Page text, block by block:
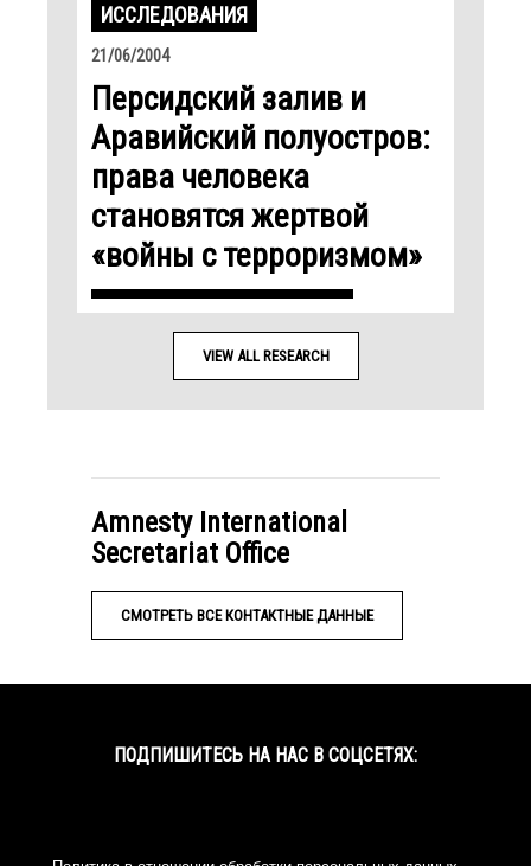
ИССЛЕДОВАНИЯ
21/06/2004
Персидский залив и
Аравийский полуостров:
права человека
становятся жертвой
«войны с терроризмом»
VIEW ALL RESEARCH
Amnesty International
Secretariat Office
СМОТРЕТЬ ВСЕ КОНТАКТНЫЕ ДАННЫЕ
ПОДПИШИТЕСЬ НА НАС В СОЦСЕТЯХ: